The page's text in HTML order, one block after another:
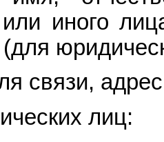
иного
связи,
лиц: